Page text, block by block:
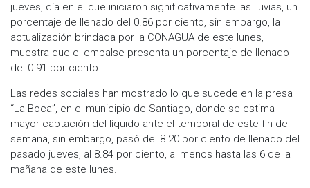
jueves, día en el que iniciaron significativamente las lluvias, un
porcentaje de llenado del 0.86 por ciento, sin embargo, la
actualización brindada por la CONAGUA de este lunes,
muestra que el embalse presenta un porcentaje de llenado
del 0.91 por ciento.
Las redes sociales han mostrado lo que sucede en la presa
“La Boca”, en el municipio de Santiago, donde se estima
mayor captación del líquido ante el temporal de este fin de
semana, sin embargo, pasó del 8.20 por ciento de llenado del
pasado jueves, al 8.84 por ciento, al menos hasta las 6 de la
mañana de este lunes.